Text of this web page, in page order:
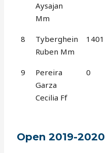
Aysajan
Mm
8
Tyberghein
Ruben Mm
1401
9
Pereira
Garza
Cecilia Ff
0
Open 2019-2020